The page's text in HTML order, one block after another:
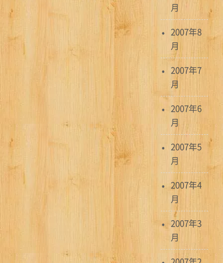
月
2007年8
月
2007年7
月
2007年6
月
2007年5
月
2007年4
月
2007年3
月